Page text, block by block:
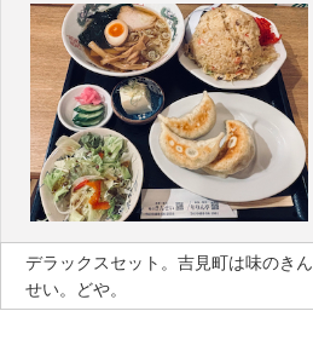
デラックスセット。吉見町は味のきん
せい。どや。